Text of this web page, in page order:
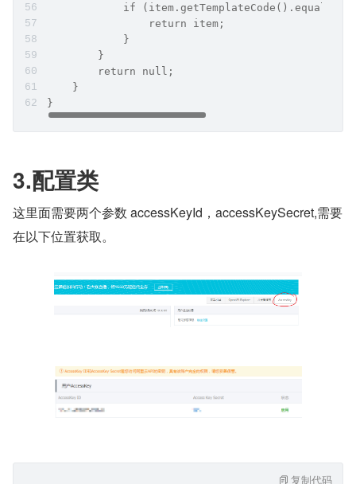
if
                return item;
            }
        }
        return null;
    }
}
3.配置类
这里面需要两个参数 accessKeyId，accessKeySecret,需要
在以下位置获取。
复制代码